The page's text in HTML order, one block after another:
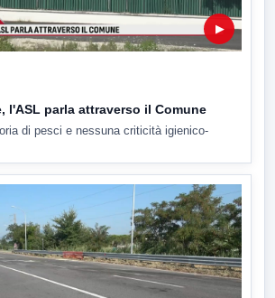
▶
l'ASL parla attraverso il Comune
di pesci e nessuna criticità igienico-